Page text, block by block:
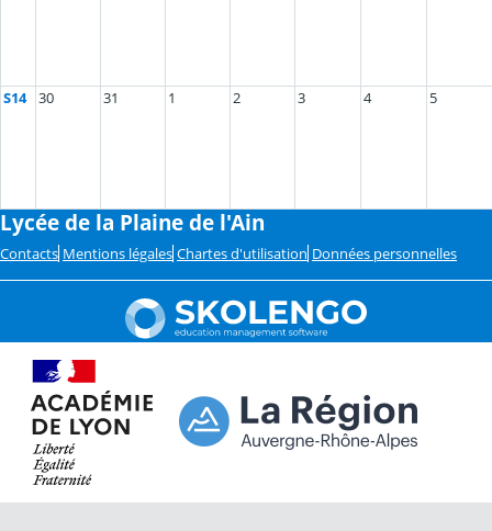
S14 30 31 1 2 3 4 5
Lycée de la Plaine de l'Ain
Contacts Mentions légales Chartes d'utilisation Données personnelles